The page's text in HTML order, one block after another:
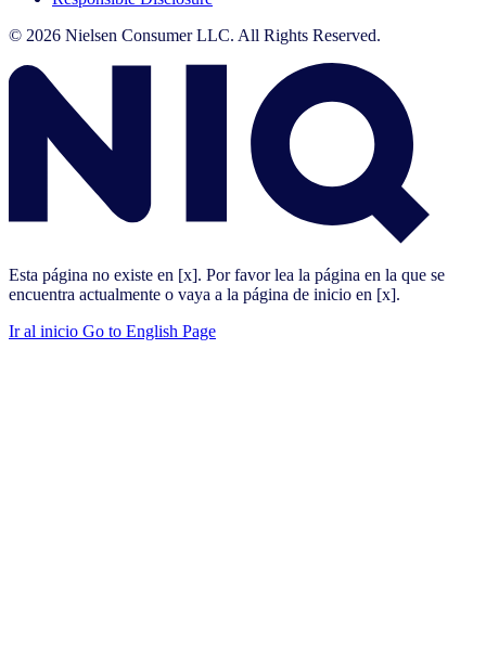
© 2026 Nielsen Consumer LLC. All Rights Reserved.
Esta página no existe en [x]. Por favor lea la página en la que se
encuentra actualmente o vaya a la página de inicio en [x].
Ir al inicio Go to English Page